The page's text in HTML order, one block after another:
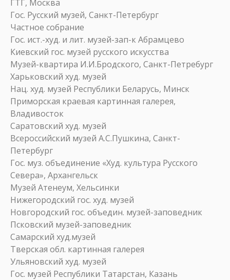
ГТГ, Москва
Гос. Русский музей, Санкт-Петербург
Частное собрание
Гос. ист.-худ. и лит. музей-зап-к Абрамцево
Киевский гос. музей русского искусства
Музей-квартира И.И.Бродского, Санкт-Петребург
Харьковский худ. музей
Нац. худ. музей Республики Беларусь, Минск
Приморская краевая картинная галерея,
Владивосток
Саратовский худ. музей
Всероссийский музей А.С.Пушкина, Санкт-
Петербург
Гос. муз. объединение «Худ. культура Русского
Севера», Архангельск
Музей Атенеум, Хельсинки
Нижегородский гос. худ. музей
Новгородский гос. объедин. музей-заповедник
Псковский музей-заповедник
Самарский худ.музей
Тверская обл. картинная галерея
Ульяновский худ. музей
Гос. музей Республики Татарстан, Казань